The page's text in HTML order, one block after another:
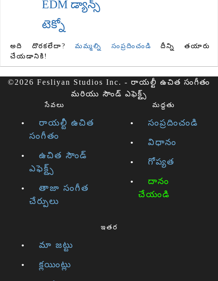
EDM డ్యాన్స్
టెక్నో
అది దొరకలేదా?మమ్మల్ని సంప్రదించండి
దీన్ని తయారు
చేయడానికి!
©2026 Fesliyan Studios Inc. - రాయల్టీ ఉచిత సంగీతం
మరియు సౌండ్ ఎఫెక్ట్స్
సేవలు
రాయల్టీ ఉచిత
సంగీతం
ఉచిత సౌండ్
ఎఫెక్ట్స్
తాజా సంగీత
చేర్పులు
మద్దతు
సంప్రదించండి
విధానం
గోప్యత
దానం
చేయండి
ఇతర
మా జట్టు
క్లయింట్లు